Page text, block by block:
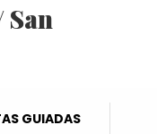
GUIADAS